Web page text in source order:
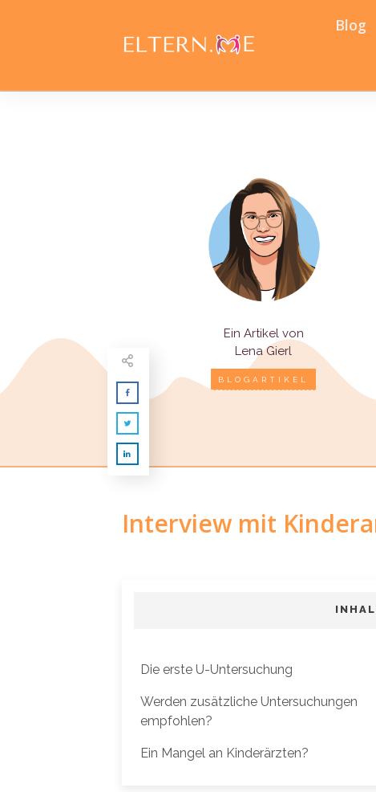
Blog
Ein Artikel von
Lena Gierl
BLOGARTIKEL
Interview mit
Die erste U-Untersuchung
Werden zusätzliche Untersuchungen
empfohlen?
Ein Mangel an Kinderärzten?